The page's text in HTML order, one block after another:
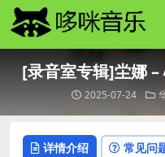
[录音室专辑]坣娜
2025-07-24
详情介绍 常见问